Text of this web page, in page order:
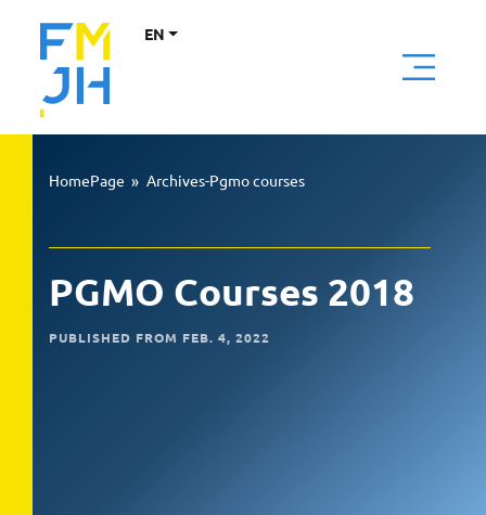
EN
HomePage » Archives-Pgmo courses
PGMO Courses 2018
PUBLISHED FROM FEB. 4, 2022